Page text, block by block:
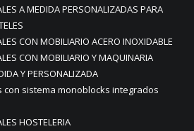
A MEDIDA PERSONALIZADAS PARA
CON MOBILIARIO ACERO INOXIDABLE
CON MOBILIARIO Y MAQUINARIA
Y PERSONALIZADA
sistema monoblocks integrados
HOSTELERIA